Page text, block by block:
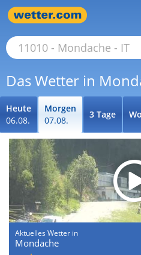
Das Wetter in
Heute
06.08.
Morgen
07.08.
3 Tage
Aktuelles Wetter in
Mondache